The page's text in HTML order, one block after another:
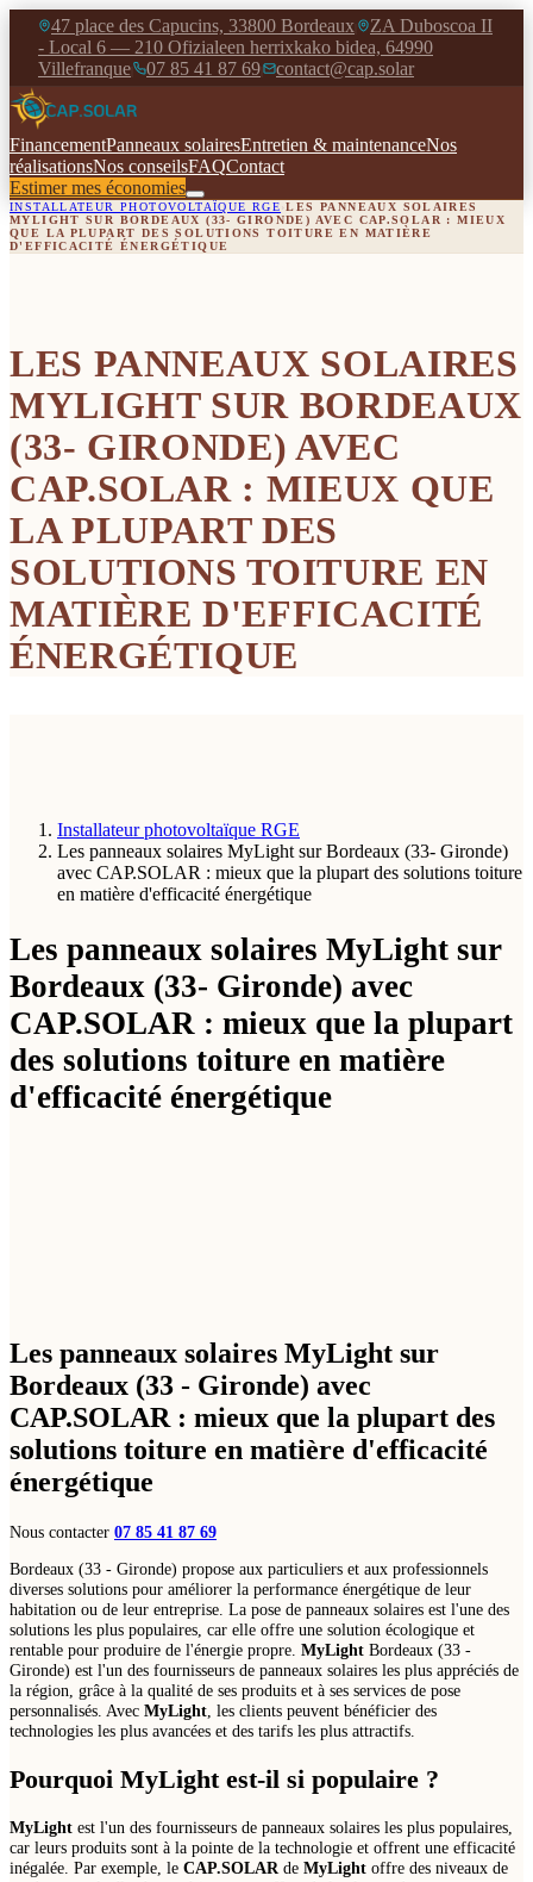
47 place des Capucins, 33800 Bordeaux
ZA Duboscoa II
- Local 6 — 210 Ofizialeen herrixkako bidea, 64990
Villefranque
07 85 41 87 69 contact@cap.solar
FinancementPanneaux solairesEntretien & maintenanceNos
réalisationsNos conseilsFAQContact
Estimer mes économies
INSTALLATEUR PHOTOVOLTAÏQUE RGE ›LES PANNEAUX SOLAIRES
MYLIGHT SUR BORDEAUX (33- GIRONDE) AVEC CAP.SOLAR : MIEUX
QUE LA PLUPART DES SOLUTIONS TOITURE EN MATIÈRE
D'EFFICACITÉ ÉNERGÉTIQUE
LES PANNEAUX SOLAIRES
MYLIGHT SUR BORDEAUX
(33- GIRONDE) AVEC
CAP.SOLAR : MIEUX QUE
LA PLUPART DES
SOLUTIONS TOITURE EN
MATIÈRE D'EFFICACITÉ
ÉNERGÉTIQUE
Installateur photovoltaïque RGE
Les panneaux solaires MyLight sur Bordeaux (33- Gironde)
avec CAP.SOLAR : mieux que la plupart des solutions toiture
en matière d'efficacité énergétique
Les panneaux solaires MyLight sur
Bordeaux (33- Gironde) avec
CAP.SOLAR : mieux que la plupart
des solutions toiture en matière
d'efficacité énergétique
Les panneaux solaires MyLight sur
Bordeaux (33 - Gironde) avec
CAP.SOLAR : mieux que la plupart des
solutions toiture en matière d'efficacité
énergétique
Nous contacter 07 85 41 87 69
Bordeaux (33 - Gironde) propose aux particuliers et aux professionnels
diverses solutions pour améliorer la performance énergétique de leur
habitation ou de leur entreprise. La pose de panneaux solaires est l'une des
solutions les plus populaires, car elle offre une solution écologique et
rentable pour produire de l'énergie propre. MyLight Bordeaux (33 -
Gironde) est l'un des fournisseurs de panneaux solaires les plus appréciés de
la région, grâce à la qualité de ses produits et à ses services de pose
personnalisés. Avec MyLight, les clients peuvent bénéficier des
technologies les plus avancées et des tarifs les plus attractifs.
Pourquoi MyLightest-il si populaire ?
MyLight est l'un des fournisseurs de panneaux solaires les plus populaires,
car leurs produits sont à la pointe de la technologie et offrent une efficacité
inégalée. Par exemple, le CAP.SOLAR de MyLight offre des niveaux de